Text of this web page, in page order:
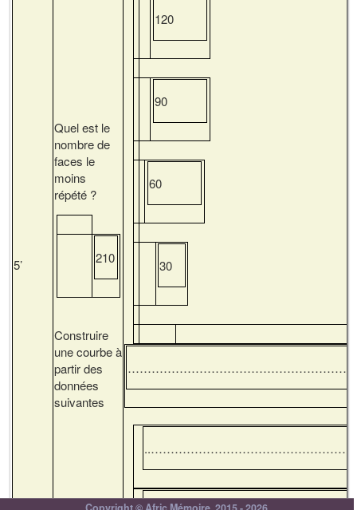
5’
Quel est le
nombre de
faces le
moins
répété ?
210
Construire
une courbe à
partir des
données
suivantes
120
90
60
30
..…………………………………………….